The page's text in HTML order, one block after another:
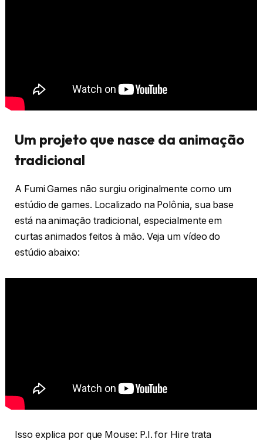
Um projeto que nasce da animação
tradicional
A Fumi Games não surgiu originalmente como um
estúdio de games. Localizado na Polônia, sua base
está na animação tradicional, especialmente em
curtas animados feitos à mão. Veja um vídeo do
estúdio abaixo:
Isso explica por que Mouse: P.I. for Hire trata